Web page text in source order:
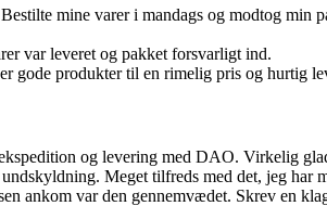
mine varer i mandags og modtog min
var leveret og pakket forsvarligt ind.
gode produkter til en rimelig pris og hurtig
og levering med DAO. Virkelig
Meget tilfreds med det, jeg har
ankom var den gennemvædet. Skrev en